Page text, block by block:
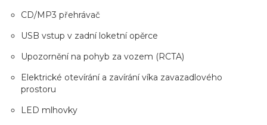
CD/MP3 přehrávač
USB vstup v zadní loketní opěrce
Upozornění na pohyb za vozem (RCTA)
Elektrické otevírání a zavírání víka zavazadlového
prostoru
LED mlhovky